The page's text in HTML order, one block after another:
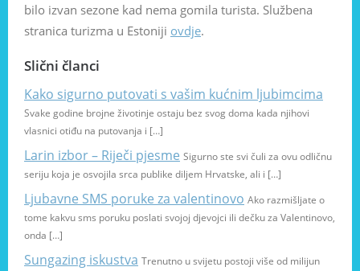
bilo izvan sezone kad nema gomila turista. Službena
stranica turizma u Estoniji ovdje.
Slični članci
Kako sigurno putovati s vašim kućnim ljubimcima
Svake godine brojne životinje ostaju bez svog doma kada njihovi
vlasnici otiđu na putovanja i […]
Larin izbor – Riječi pjesme Sigurno ste svi čuli za ovu odličnu
seriju koja je osvojila srca publike diljem Hrvatske, ali i […]
Ljubavne SMS poruke za valentinovo Ako razmišljate o
tome kakvu sms poruku poslati svojoj djevojci ili dečku za Valentinovo,
onda […]
Sungazing iskustva Trenutno u svijetu postoji više od milijun